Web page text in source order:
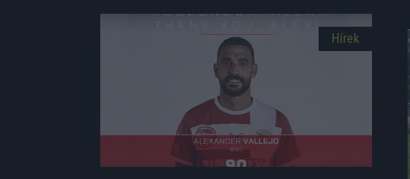
Hírek